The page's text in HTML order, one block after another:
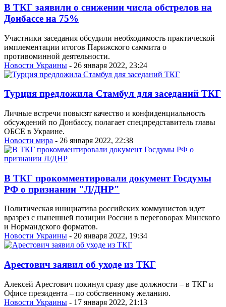
В ТКГ заявили о снижении числа обстрелов на
Донбассе на 75%
Участники заседания обсудили необходимость практической
имплементации итогов Парижского саммита о
противоминной деятельности.
Новости Украины - 26 января 2022, 23:24
Турция предложила Стамбул для заседаний ТКГ
Личные встречи повысят качество и конфиденциальность
обсуждений по Донбассу, полагает спецпредставитель главы
ОБСЕ в Украине.
Новости мира - 26 января 2022, 22:38
В ТКГ прокомментировали документ Госдумы
РФ о признании "Л/ДНР"
Политическая инициатива российских коммунистов идет
вразрез с нынешней позиции России в переговорах Минского
и Нормандского форматов.
Новости Украины - 20 января 2022, 19:34
Арестович заявил об уходе из ТКГ
Алексей Арестович покинул сразу две должности – в ТКГ и
Офисе президента – по собственному желанию.
Новости Украины - 17 января 2022, 21:13